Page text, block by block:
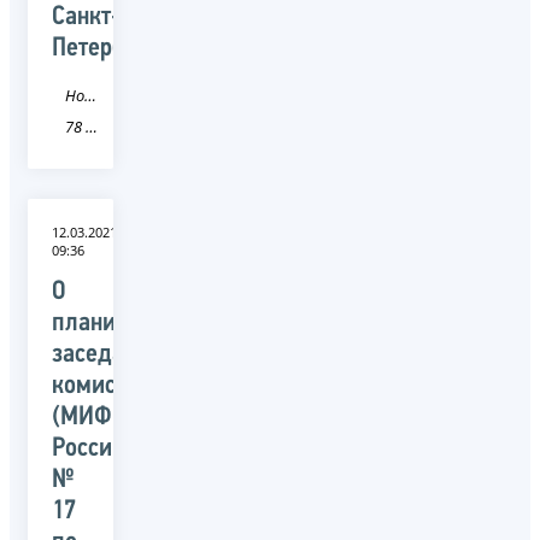
Санкт-
Петербургу
Новость
78 Санкт-Петербург
12.03.2021
09:36
О
планируемом
заседании
комиссии
(МИФНС
России
№
17